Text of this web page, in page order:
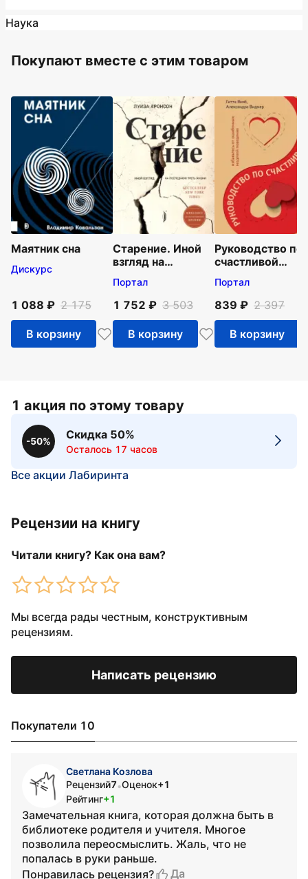
Наука
Покупают вместе c этим товаром
Маятник сна
Дискурс
1 088 2 175
В корзину
Старение. Иной
взгляд на
последнюю треть
жизни
Портал
1 752 3 503
В корзину
Руководство по
счастливой
любви.
Избавьтесь от
ошибочных
моделей
поведения и
создайте
Портал
839 2 397
В корзину
1 акция по этому товару
-50%
Скидка 50%
Осталось 17 часов
Все акции Лабиринта
Рецензии на книгу
Читали книгу? Как она вам?
Мы всегда рады честным, конструктивным
рецензиям.
Написать рецензию
Покупатели 10
Светлана Козлова
Рецензий7•Оценок+1
Рейтинг+1
Замечательная книга, которая должна быть в
библиотеке родителя и учителя. Многое
позволила переосмыслить. Жаль, что не
попалась в руки раньше.
Понравилась рецензия?
Да